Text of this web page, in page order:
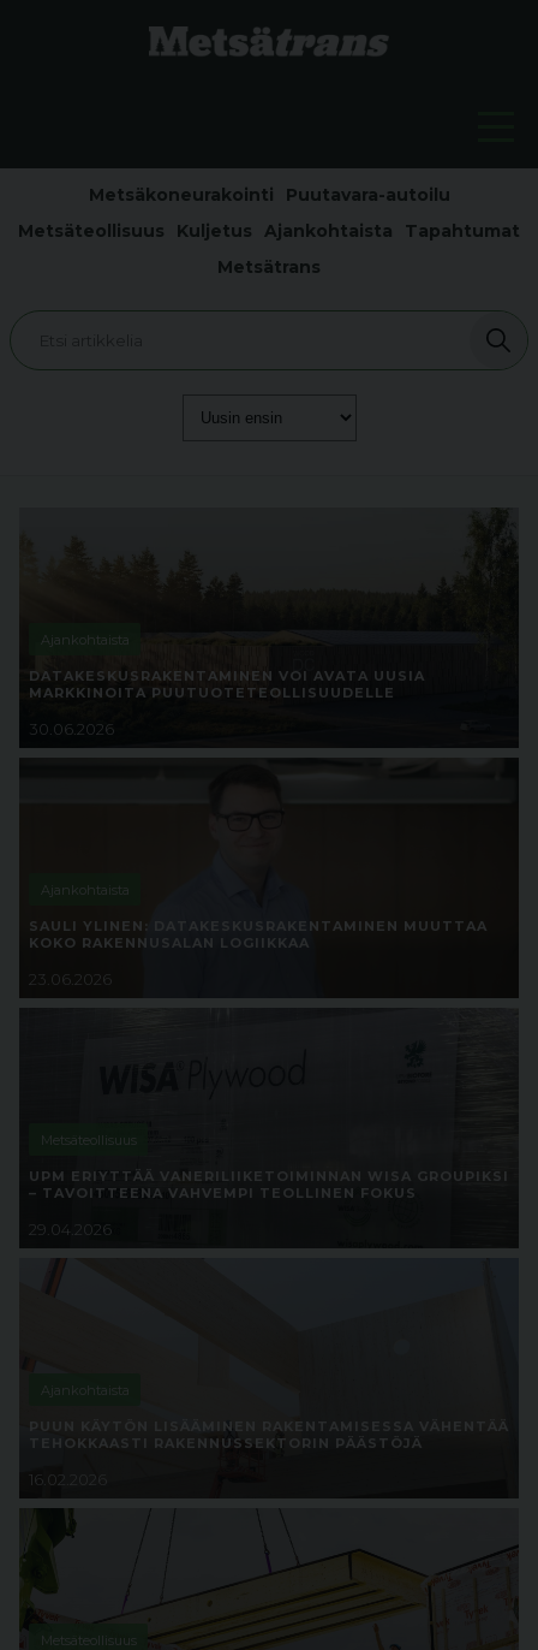
Metsäkoneurakointi
Puutavara-autoilu
Metsäteollisuus
Kuljetus Ajankohtaista
Tapahtumat
Metsätrans
Ajankohtaista
DATAKESKUSRAKENTAMINEN VOI AVATA UUSIA
MARKKINOITA PUUTUOTETEOLLISUUDELLE
30.06.2026
Ajankohtaista
SAULI YLINEN: DATAKESKUSRAKENTAMINEN MUUTTAA
KOKO RAKENNUSALAN LOGIIKKAA
23.06.2026
Metsäteollisuus
UPM ERIYTTÄÄ VANERILIIKETOIMINNAN WISA GROUPIKSI
– TAVOITTEENA VAHVEMPI TEOLLINEN FOKUS
29.04.2026
Ajankohtaista
PUUN KÄYTÖN LISÄÄMINEN RAKENTAMISESSA VÄHENTÄÄ
TEHOKKAASTI RAKENNUSSEKTORIN PÄÄSTÖJÄ
16.02.2026
Metsäteollisuus